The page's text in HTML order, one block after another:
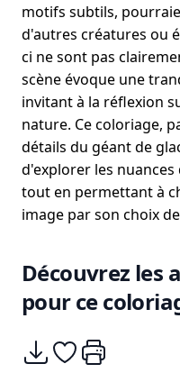
motifs subtils,
d'autres créatures ou
ci ne sont pas
scène évoque une
invitant à la réflexion
nature. Ce coloriage,
détails du géant de
d'explorer les
tout en permettant à
image par son choix
Découvrez les
pour ce
Télécharger
Ajouter à mes
Imprimer